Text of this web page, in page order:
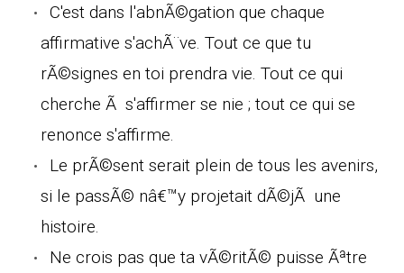
C'est dans l'abnÃ©gation que chaque
affirmative s'achÃ¨ve. Tout ce que tu
rÃ©signes en toi prendra vie. Tout ce qui
cherche Ã s'affirmer se nie ; tout ce qui se
renonce s'affirme.
Le prÃ©sent serait plein de tous les avenirs,
si le passÃ© nâ€™y projetait dÃ©jÃ une
histoire.
Ne crois pas que ta vÃ©ritÃ© puisse Ãªtre